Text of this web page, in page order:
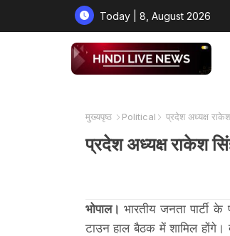
Today | 8, August 2026
मुख्यपृष्ठ Political प्रदेश अध्यक्ष
प्रदेश अध्यक्ष राकेश
भोपाल। भारतीय जनता पार्टी
टाउन हाल बैठक में शामिल होंगे।